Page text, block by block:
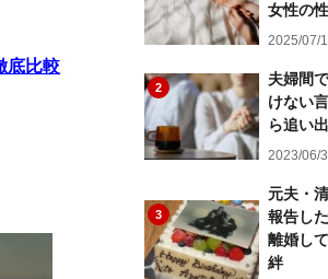
底比較
女性の
2025/07/
2
夫婦間
けない
ら追い
2023/06/
3
元夫・
報告し
離婚し
絆